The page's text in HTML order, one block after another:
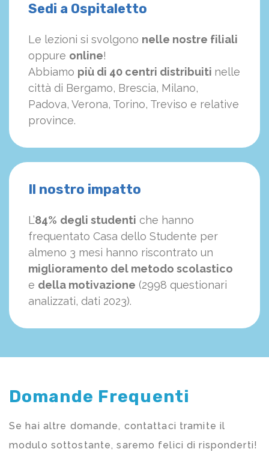
Sedi a Ospitaletto
Le lezioni si svolgono nelle nostre filiali
oppure online!
Abbiamo più di 40 centri distribuiti nelle
città di Bergamo, Brescia, Milano,
Padova, Verona, Torino, Treviso e relative
province.
Il nostro impatto
L’84% degli studenti che hanno
frequentato Casa dello Studente per
almeno 3 mesi hanno riscontrato un
miglioramento del metodo scolastico
e della motivazione (2998 questionari
analizzati, dati 2023).
Domande Frequenti
Se hai altre domande, contattaci tramite il
modulo sottostante, saremo felici di risponderti!